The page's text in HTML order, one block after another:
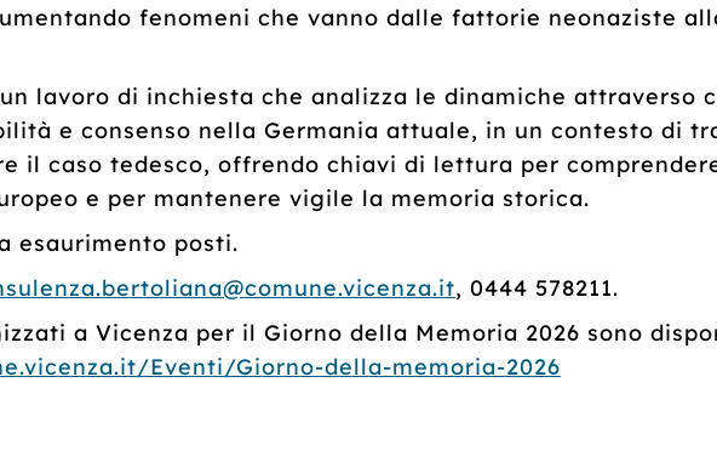
fenomeni che vanno dalle fattorie neonaziste
lavoro di inchiesta che analizza le dinamiche
e consenso nella Germania attuale, in un contesto di
il caso tedesco, offrendo chiavi di lettura per
e per mantenere vigile la memoria storica.
esaurimento posti.
, 0444 578211.
a Vicenza per il Giorno della Memoria 2026 sono
Eventi/Giorno-della-memoria-2026